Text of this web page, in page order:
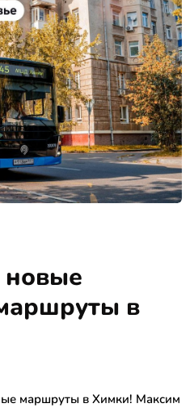
новые
в
маршруты в Химки! Максим